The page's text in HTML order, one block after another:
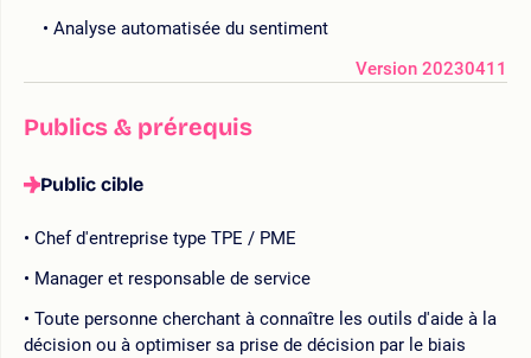
Analyse automatisée du sentiment
Version 20230411
Publics & prérequis
Public cible
Chef d'entreprise type TPE / PME
Manager et responsable de service
Toute personne cherchant à connaître les outils d'aide à la
décision ou à optimiser sa prise de décision par le biais